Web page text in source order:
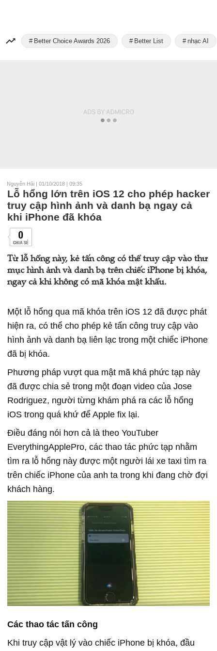
Better Choice Awards 2026 Better List nhạc AI
Nguyễn Hải | 01/10/2018 | 09:35
Lỗ hổng lớn trên iOS 12 cho phép hacker
truy cập hình ảnh và danh bạ ngay cả
khi iPhone đã khóa
0
CHIA SẺ
Từ lỗ hổng này, kẻ tấn công có thể truy cập vào thư
mục hình ảnh và danh bạ trên chiếc iPhone bị khóa,
ngay cả khi không có mã khóa mật khẩu.
Một lỗ hổng qua mã khóa trên iOS 12 đã được phát
hiện ra, có thể cho phép kẻ tấn công truy cập vào
hình ảnh và danh bạ liên lạc trong một chiếc iPhone
đã bị khóa.
Phương pháp vượt qua mật mã khá phức tạp này
đã được chia sẻ trong một đoạn video của Jose
Rodriguez, người từng khám phá ra các lỗ hổng
iOS trong quá khứ để Apple fix lại.
Điều đáng nói hơn cả là theo YouTuber
EverythingApplePro, các thao tác phức tạp nhằm
tìm ra lỗ hổng này được một người lái xe taxi tìm ra
trên chiếc iPhone của anh ta trong khi đang chờ đợi
khách hàng.
Các thao tác tấn công
Khi truy cập vật lý vào chiếc iPhone bị khóa, đầu